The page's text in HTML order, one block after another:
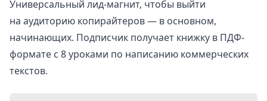
Универсальный лид-магнит, чтобы выйти
на аудиторию копирайтеров — в основном,
начинающих. Подписчик получает книжку в ПДФ-
формате с 8 уроками по написанию коммерческих
текстов.